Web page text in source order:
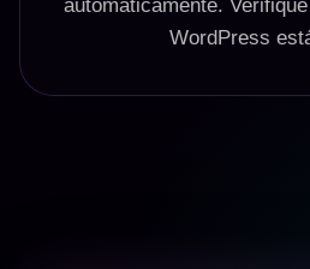
automaticamente.
WordPress